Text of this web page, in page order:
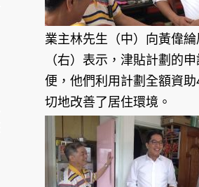
業主林先生（中）向黃偉綸
（右）表示，津貼計劃的
便，他們利用計劃全額資
切地改善了居住環境。